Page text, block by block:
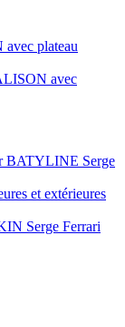
plateau
avec
BATYLINE Serge
et extérieures
Serge Ferrari